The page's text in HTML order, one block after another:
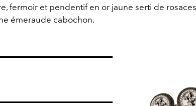
fermoir et pendentif en or jaune serti de
émeraude cabochon.